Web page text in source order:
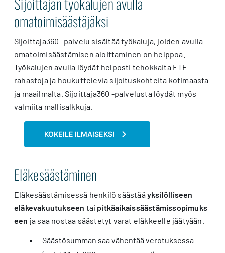
omatoimisäästäjäksi
Sijoittaja360 -palvelu sisältää työkaluja, joiden avulla
omatoimisäästämisen aloittaminen on helppoa.
Työkalujen avulla löydät helposti tehokkaita ETF-
rahastoja ja houkuttelevia sijoituskohteita kotimaasta
ja maailmalta. Sijoittaja360 -palvelusta löydät myös
valmiita mallisalkkuja.
KOKEILE ILMAISEKSI
Eläkesäästäminen
Eläkesäästämisessä henkilö säästää yksilölliseen
eläkevakuutukseen tai pitkäaikaissäästämissopimuks
een ja saa nostaa säästetyt varat eläkkeelle jäätyään.
Säästösumman saa vähentää verotuksessa